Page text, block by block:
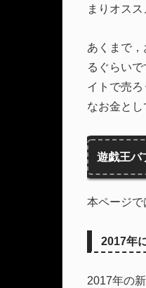
まりオスス
あくまで
るぐらい
イトで売
なお金とし
遊戯王バ
本ページで
2017年
2017年の